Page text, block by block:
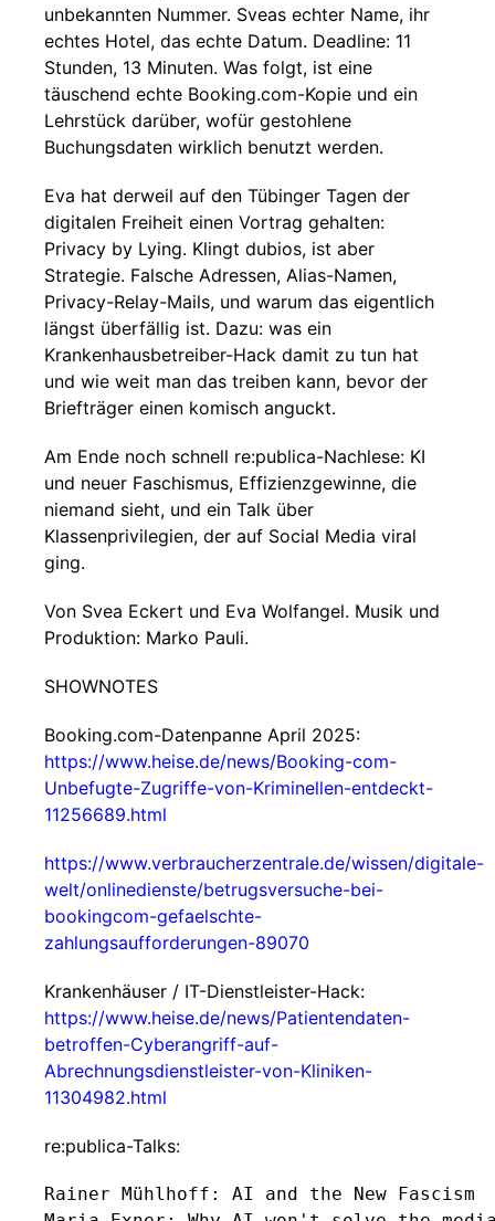
unbekannten Nummer. Sveas echter Name, ihr
echtes Hotel, das echte Datum. Deadline: 11
Stunden, 13 Minuten. Was folgt, ist eine
täuschend echte Booking.com-Kopie und ein
Lehrstück darüber, wofür gestohlene
Buchungsdaten wirklich benutzt werden.
Eva hat derweil auf den Tübinger Tagen der
digitalen Freiheit einen Vortrag gehalten:
Privacy by Lying. Klingt dubios, ist aber
Strategie. Falsche Adressen, Alias-Namen,
Privacy-Relay-Mails, und warum das eigentlich
längst überfällig ist. Dazu: was ein
Krankenhausbetreiber-Hack damit zu tun hat
und wie weit man das treiben kann, bevor der
Briefträger einen komisch anguckt.
Am Ende noch schnell re:publica-Nachlese: KI
und neuer Faschismus, Effizienzgewinne, die
niemand sieht, und ein Talk über
Klassenprivilegien, der auf Social Media viral
ging.
Von Svea Eckert und Eva Wolfangel. Musik und
Produktion: Marko Pauli.
SHOWNOTES
Booking.com-Datenpanne April 2025:
https://www.heise.de/news/Booking-com-
Unbefugte-Zugriffe-von-Kriminellen-entdeckt-
11256689.html
https://www.verbraucherzentrale.de/wissen/digitale-
welt/onlinedienste/betrugsversuche-bei-
bookingcom-gefaelschte-
zahlungsaufforderungen-89070
Krankenhäuser / IT-Dienstleister-Hack:
https://www.heise.de/news/Patientendaten-
betroffen-Cyberangriff-auf-
Abrechnungsdienstleister-von-Kliniken-
11304982.html
re:publica-Talks:
Rainer Mühlhoff: AI and the New Fascism